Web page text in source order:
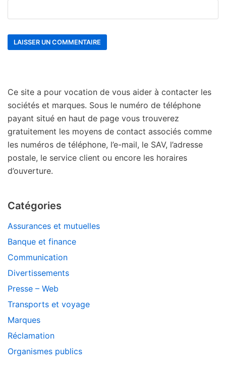
Ce site a pour vocation de vous aider à contacter les
sociétés et marques. Sous le numéro de téléphone
payant situé en haut de page vous trouverez
gratuitement les moyens de contact associés comme
les numéros de téléphone, l’e-mail, le SAV, l’adresse
postale, le service client ou encore les horaires
d’ouverture.
Catégories
Assurances et mutuelles
Banque et finance
Communication
Divertissements
Presse – Web
Transports et voyage
Marques
Réclamation
Organismes publics